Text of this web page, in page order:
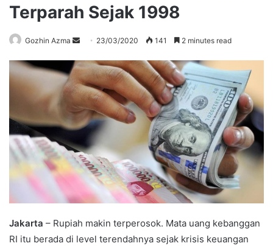
Terparah Sejak 1998
Gozhin Azma
Send
email
23/03/2020 141 2 minutes read
Jakarta – Rupiah makin terperosok. Mata uang kebanggan
RI itu berada di level terendahnya sejak krisis keuangan